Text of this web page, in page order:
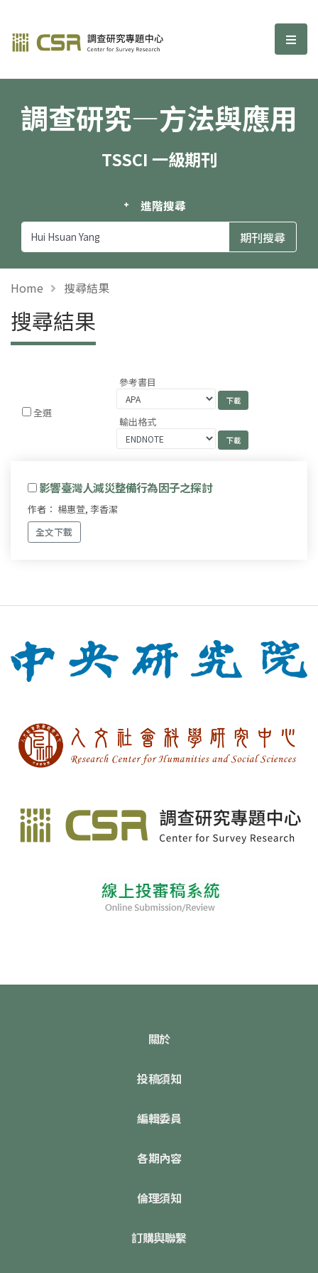
調查研究—方法與應用期刊 選
調查研究—方法與應用
TSSCI 一級期刊
進階搜尋
Home 搜尋結果
搜尋結果
全選
參考書目
輸出格式
影響臺灣人減災整備行為因子之探討
作者： 楊惠萱, 李香潔
全文下載
關於
投稿須知
編輯委員
各期內容
倫理須知
訂購與聯繫